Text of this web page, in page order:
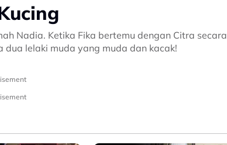
Nadia. Ketika Fika bertemu dengan Citra secara
dua lelaki muda yang muda dan kacak!